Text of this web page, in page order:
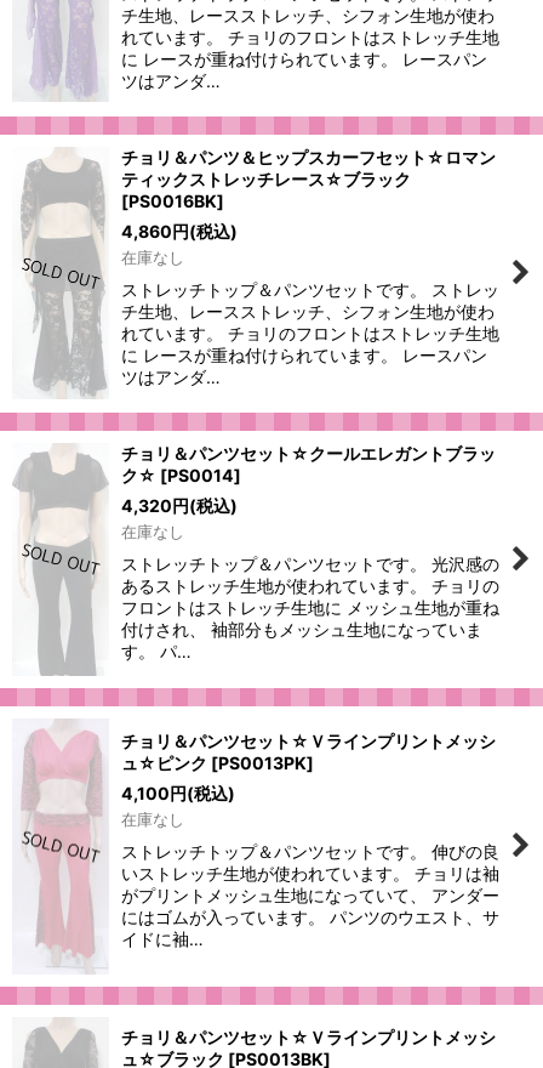
チ生地、レースストレッチ、シフォン生地が使わ
れています。 チョリのフロントはストレッチ生地
に レースが重ね付けられています。 レースパン
ツはアンダ…
チョリ＆パンツ＆ヒップスカーフセット☆ロマン
ティックストレッチレース☆ブラック
[PS0016BK]
4,860円(税込)
在庫なし
ストレッチトップ＆パンツセットです。 ストレッ
チ生地、レースストレッチ、シフォン生地が使わ
れています。 チョリのフロントはストレッチ生地
に レースが重ね付けられています。 レースパン
ツはアンダ…
チョリ＆パンツセット☆クールエレガントブラッ
ク☆ [PS0014]
4,320円(税込)
在庫なし
ストレッチトップ＆パンツセットです。 光沢感の
あるストレッチ生地が使われています。 チョリの
フロントはストレッチ生地に メッシュ生地が重ね
付けされ、 袖部分もメッシュ生地になっていま
す。 パ…
チョリ＆パンツセット☆Ｖラインプリントメッシ
ュ☆ピンク [PS0013PK]
4,100円(税込)
在庫なし
ストレッチトップ＆パンツセットです。 伸びの良
いストレッチ生地が使われています。 チョリは袖
がプリントメッシュ生地になっていて、 アンダー
にはゴムが入っています。 パンツのウエスト、サ
イドに袖…
チョリ＆パンツセット☆Ｖラインプリントメッシ
ュ☆ブラック [PS0013BK]